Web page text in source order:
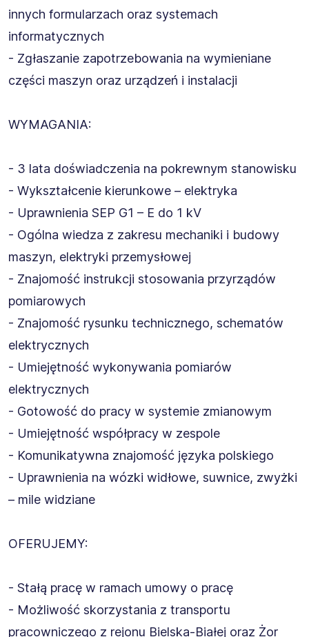
innych formularzach oraz systemach
informatycznych
- Zgłaszanie zapotrzebowania na wymieniane
części maszyn oraz urządzeń i instalacji
WYMAGANIA:
- 3 lata doświadczenia na pokrewnym stanowisku
- Wykształcenie kierunkowe – elektryka
- Uprawnienia SEP G1 – E do 1 kV
- Ogólna wiedza z zakresu mechaniki i budowy
maszyn, elektryki przemysłowej
- Znajomość instrukcji stosowania przyrządów
pomiarowych
- Znajomość rysunku technicznego, schematów
elektrycznych
- Umiejętność wykonywania pomiarów
elektrycznych
- Gotowość do pracy w systemie zmianowym
- Umiejętność współpracy w zespole
- Komunikatywna znajomość języka polskiego
- Uprawnienia na wózki widłowe, suwnice, zwyżki
– mile widziane
OFERUJEMY:
- Stałą pracę w ramach umowy o pracę
- Możliwość skorzystania z transportu
pracowniczego z rejonu Bielska-Białej oraz Żor